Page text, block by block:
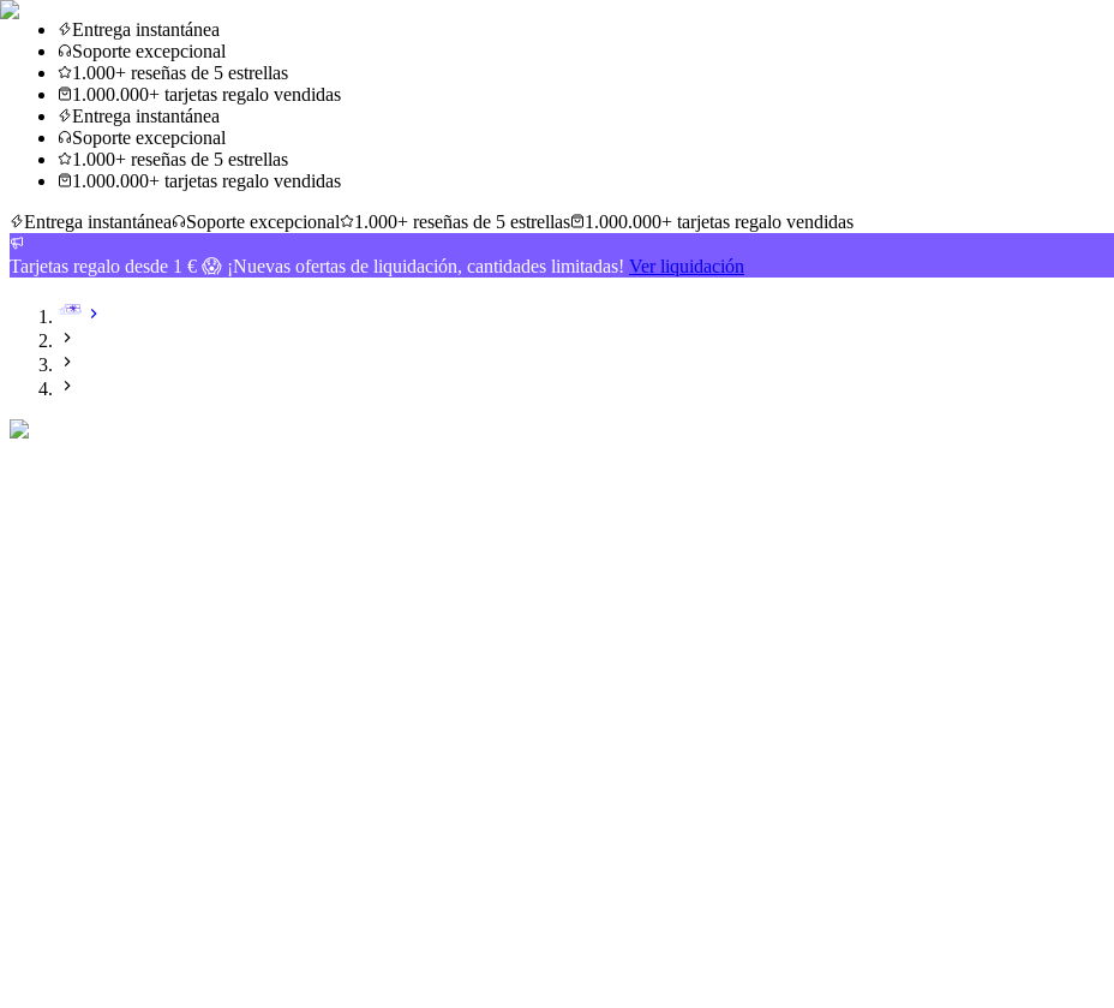
Entrega instantánea
Soporte excepcional
1.000+ reseñas de 5 estrellas
1.000.000+ tarjetas regalo vendidas
Entrega instantánea
Soporte excepcional
1.000+ reseñas de 5 estrellas
1.000.000+ tarjetas regalo vendidas
Entrega instantánea
Soporte excepcional 1.000+ reseñas de 5 estrellas 1.000.000+ tarjetas regalo vendidas
Tarjetas regalo desde 1 € 😱 ¡Nuevas ofertas de liquidación, cantidades limitadas! Ver liquidación